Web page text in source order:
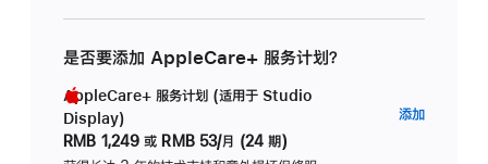
是否要添加 AppleCare+ 服务计划？
AppleCare+ 服务计划 (适用于 Studio
Display)
RMB 1,249 或 RMB 53/月 (24 期)
添加